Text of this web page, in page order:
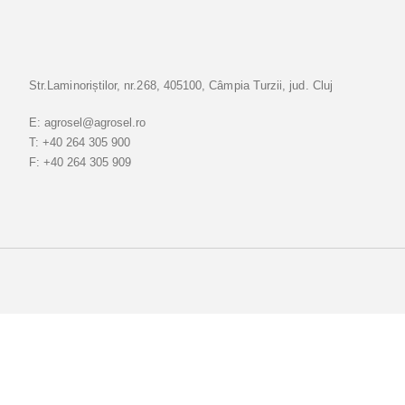
i
Str.Laminoriștilor, nr.268, 405100, Câmpia Turzii, jud. Cluj
E: agrosel@agrosel.ro
T: +40 264 305 900
F: +40 264 305 909